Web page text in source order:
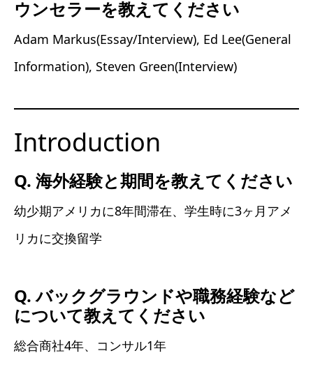
ウンセラーを教えてください
Adam Markus(Essay/Interview), Ed Lee(General
Information), Steven Green(Interview)
Introduction
Q. 海外経験と期間を教えてください
幼少期アメリカに8年間滞在、学生時に3ヶ月アメ
リカに交換留学
Q. バックグラウンドや職務経験など
について教えてください
総合商社4年、コンサル1年